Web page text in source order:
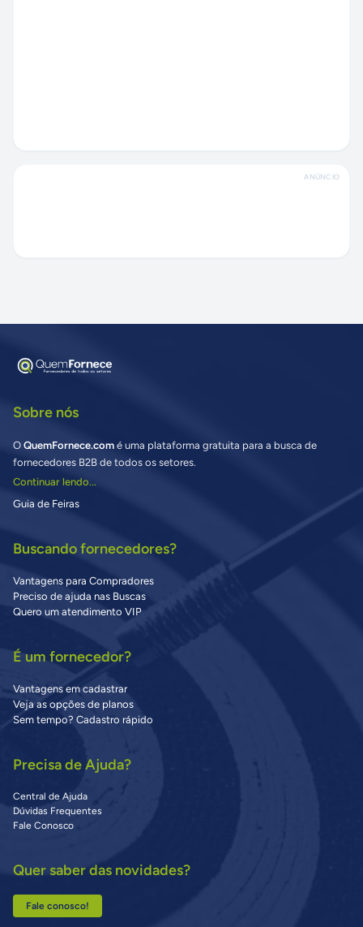
ANÚNCIO
Sobre nós
O QuemFornece.com é uma plataforma gratuita para a busca de
fornecedores B2B de todos os setores.
Continuar lendo...
Guia de Feiras
Buscando fornecedores?
Vantagens para Compradores
Preciso de ajuda nas Buscas
Quero um atendimento VIP
É um fornecedor?
Vantagens em cadastrar
Veja as opções de planos
Sem tempo? Cadastro rápido
Precisa de Ajuda?
Central de Ajuda
Dúvidas Frequentes
Fale Conosco
Quer saber das novidades?
Fale conosco!